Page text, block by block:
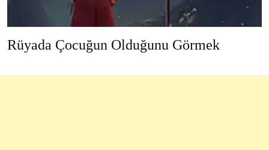
Rüyada Çocuğun Olduğunu Görmek